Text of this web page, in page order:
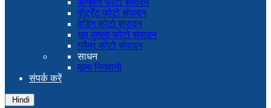
आभूषण फोटो संपादन
पोर्ट्रेट फोटो संपादन
वेडिंग फोटो संपादन
भूत पुतला फोटो संपादन
ग्लैमर फोटो संपादन
साधन
मूल्य निगरानी
संपर्क करें
Hindi